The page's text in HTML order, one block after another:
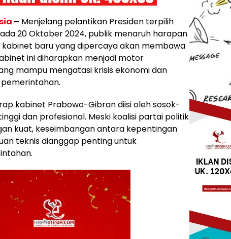
– Menjelang pelantikan Presiden terpilih
20 Oktober 2024, publik menaruh harapan
kabinet baru yang dipercaya akan membawa
ini diharapkan menjadi motor
mampu mengatasi krisis ekonomi dan
kabinet Prabowo-Gibran diisi oleh sosok-
dan profesional. Meski koalisi partai politik
kuat, keseimbangan antara kepentingan
teknis dianggap penting untuk